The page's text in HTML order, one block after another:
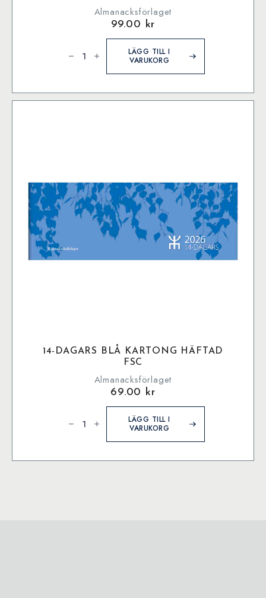
Almanacksförlaget
99.00 kr
Refill
LÄGG TILL I
VARUKORG
14-DAGARS BLÅ KARTONG HÄFTAD
FSC
Almanacksförlaget
69.00 kr
dagars
Blå
mängd
LÄGG TILL I
VARUKORG